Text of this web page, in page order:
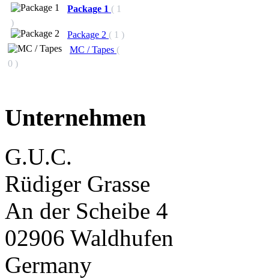
Package 1 ( 1
)
Package 2 ( 1 )
MC / Tapes (
0 )
Unternehmen
G.U.C.
Rüdiger Grasse
An der Scheibe 4
02906 Waldhufen
Germany